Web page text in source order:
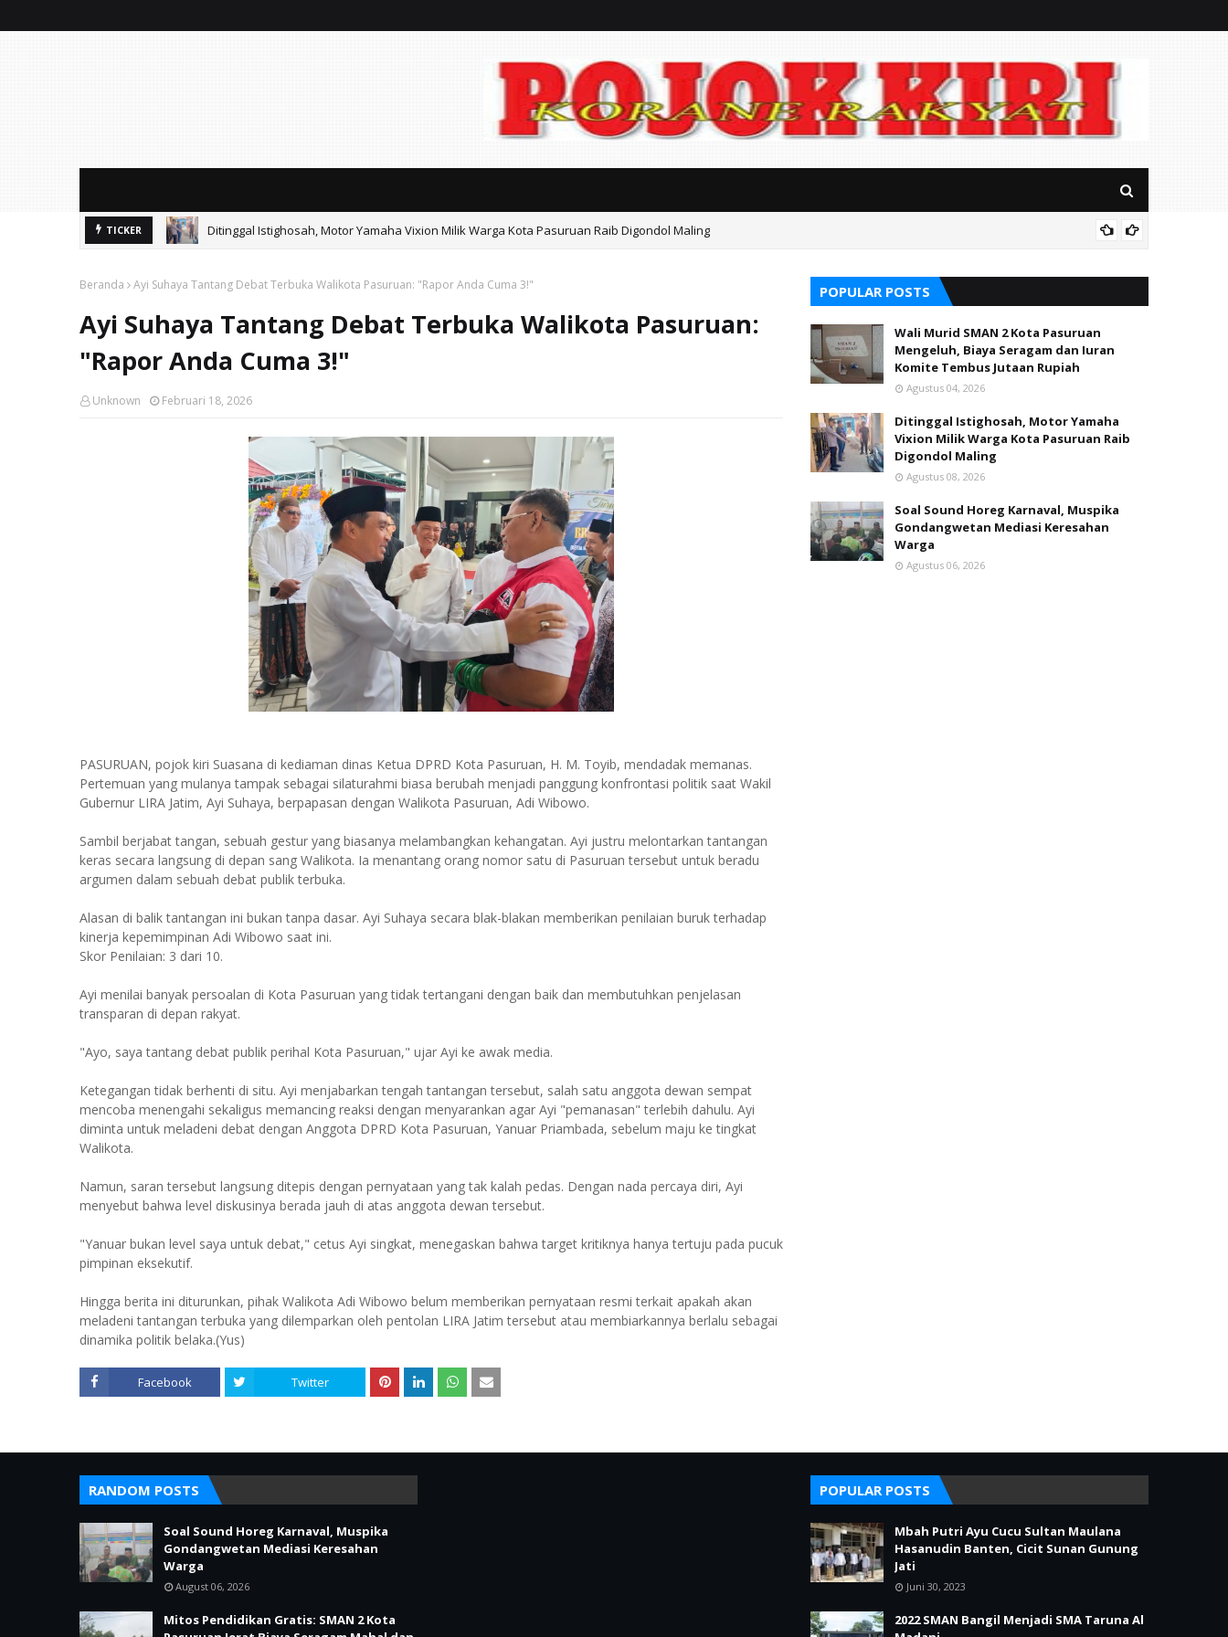
TICKER
Ditinggal Istighosah, Motor Yamaha Vixion Milik Warga Kota Pasuruan Raib Digondol Maling
Beranda Ayi Suhaya Tantang Debat Terbuka Walikota Pasuruan: "Rapor Anda Cuma 3!"
Ayi Suhaya Tantang Debat Terbuka Walikota Pasuruan:
"Rapor Anda Cuma 3!"
Unknown Februari 18, 2026
PASURUAN, pojok kiri Suasana di kediaman dinas Ketua DPRD Kota Pasuruan, H. M. Toyib, mendadak memanas.
Pertemuan yang mulanya tampak sebagai silaturahmi biasa berubah menjadi panggung konfrontasi politik saat Wakil
Gubernur LIRA Jatim, Ayi Suhaya, berpapasan dengan Walikota Pasuruan, Adi Wibowo.
Sambil berjabat tangan, sebuah gestur yang biasanya melambangkan kehangatan. Ayi justru melontarkan tantangan
keras secara langsung di depan sang Walikota. Ia menantang orang nomor satu di Pasuruan tersebut untuk beradu
argumen dalam sebuah debat publik terbuka.
Alasan di balik tantangan ini bukan tanpa dasar. Ayi Suhaya secara blak-blakan memberikan penilaian buruk terhadap
kinerja kepemimpinan Adi Wibowo saat ini.
Skor Penilaian: 3 dari 10.
Ayi menilai banyak persoalan di Kota Pasuruan yang tidak tertangani dengan baik dan membutuhkan penjelasan
transparan di depan rakyat.
"Ayo, saya tantang debat publik perihal Kota Pasuruan," ujar Ayi ke awak media.
Ketegangan tidak berhenti di situ. Ayi menjabarkan tengah tantangan tersebut, salah satu anggota dewan sempat
mencoba menengahi sekaligus memancing reaksi dengan menyarankan agar Ayi "pemanasan" terlebih dahulu. Ayi
diminta untuk meladeni debat dengan Anggota DPRD Kota Pasuruan, Yanuar Priambada, sebelum maju ke tingkat
Walikota.
Namun, saran tersebut langsung ditepis dengan pernyataan yang tak kalah pedas. Dengan nada percaya diri, Ayi
menyebut bahwa level diskusinya berada jauh di atas anggota dewan tersebut.
"Yanuar bukan level saya untuk debat," cetus Ayi singkat, menegaskan bahwa target kritiknya hanya tertuju pada pucuk
pimpinan eksekutif.
Hingga berita ini diturunkan, pihak Walikota Adi Wibowo belum memberikan pernyataan resmi terkait apakah akan
meladeni tantangan terbuka yang dilemparkan oleh pentolan LIRA Jatim tersebut atau membiarkannya berlalu sebagai
dinamika politik belaka.(Yus)
Facebook Twitter
POPULAR POSTS
Wali Murid SMAN 2 Kota Pasuruan
Mengeluh, Biaya Seragam dan Iuran
Komite Tembus Jutaan Rupiah
Agustus 04, 2026
Ditinggal Istighosah, Motor Yamaha
Vixion Milik Warga Kota Pasuruan Raib
Digondol Maling
Agustus 08, 2026
Soal Sound Horeg Karnaval, Muspika
Gondangwetan Mediasi Keresahan
Warga
Agustus 06, 2026
RANDOM POSTS
Soal Sound Horeg Karnaval, Muspika
Gondangwetan Mediasi Keresahan
Warga
August 06, 2026
Mitos Pendidikan Gratis: SMAN 2 Kota
POPULAR POSTS
Mbah Putri Ayu Cucu Sultan Maulana
Hasanudin Banten, Cicit Sunan Gunung
Jati
Juni 30, 2023
2022 SMAN Bangil Menjadi SMA Taruna Al